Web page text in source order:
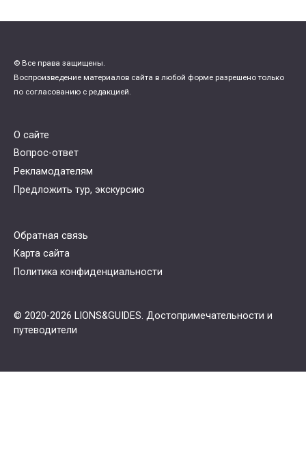
© Все права защищены.
Воспроизведение материалов сайта в любой форме разрешено только
по согласованию с редакцией.
О сайте
Вопрос-ответ
Рекламодателям
Предложить тур, экскурсию
Обратная связь
Карта сайта
Политика конфиденциальности
© 2020-2026 LIONS&GUIDES. Достопримечательности и
путеводители